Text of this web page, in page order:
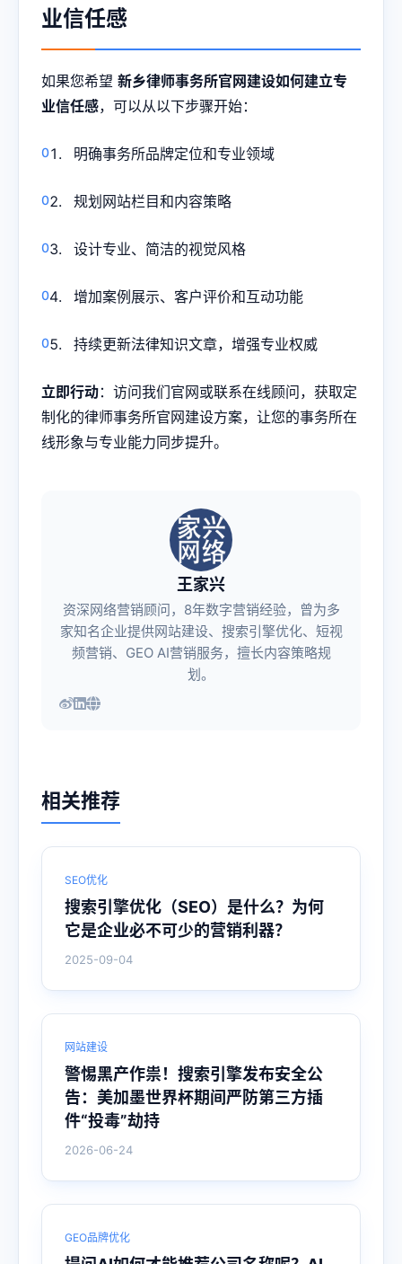
业信任感
如果您希望 新乡律师事务所官网建设如何建立专
业信任感，可以从以下步骤开始：
明确事务所品牌定位和专业领域
规划网站栏目和内容策略
设计专业、简洁的视觉风格
增加案例展示、客户评价和互动功能
持续更新法律知识文章，增强专业权威
立即行动：访问我们官网或联系在线顾问，获取定
制化的律师事务所官网建设方案，让您的事务所在
线形象与专业能力同步提升。
王家兴
资深网络营销顾问，8年数字营销经验，曾为多
家知名企业提供网站建设、搜索引擎优化、短视
频营销、GEO AI营销服务，擅长内容策略规
划。
相关推荐
SEO优化
搜索引擎优化（SEO）是什么？为何
它是企业必不可少的营销利器？
2025-09-04
网站建设
警惕黑产作祟！搜索引擎发布安全公
告：美加墨世界杯期间严防第三方插
件“投毒”劫持
2026-06-24
GEO品牌优化